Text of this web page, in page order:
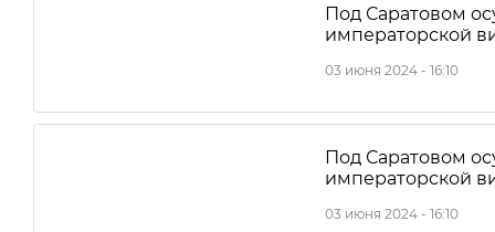
Под Саратовом
императорской
03 июня 2024 - 16:10
Под Саратовом
императорской
03 июня 2024 - 16:10